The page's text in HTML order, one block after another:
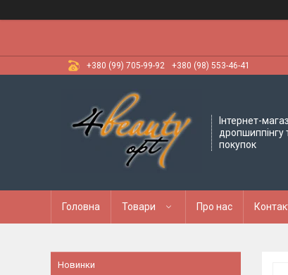
+380 (99) 705-99-92 +380 (98) 553-46-41
Інтернет-
дропшиппінгу
покупок
Головна Товари Про нас
Новинки